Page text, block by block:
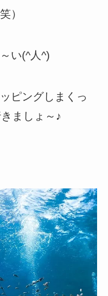
）
い(^人^)
ピングしまくっ
ましょ～♪